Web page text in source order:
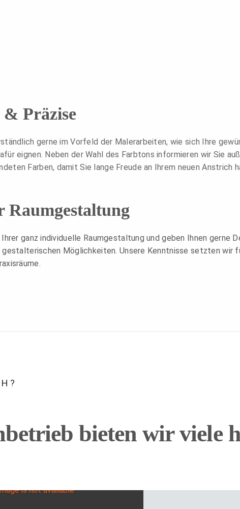
Präzise
gerne im Vorfeld der Malerarbeiten, wie sich Ihre
eignen. Neben der Wahl des Farbtons informieren wir Sie
Farben, damit Sie lange Freude an Ihrem neuen Anstrich
Raumgestaltung
ganz individuelle Raumgestaltung und geben Ihnen gerne
gestalterischen Möglichkeiten. Unsere Kenntnisse setzten wir
bieten wir viele